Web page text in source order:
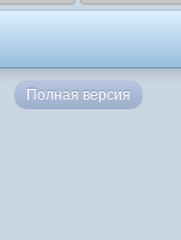
Полная версия